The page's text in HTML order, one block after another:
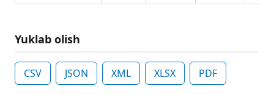
Yuklab olish
CSV JSON XML XLSX PDF